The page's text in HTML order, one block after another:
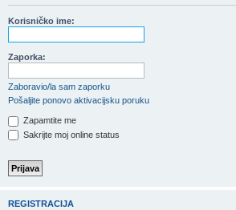
Korisničko ime:
Zaporka:
Zaboravio/la sam zaporku
Pošaljite ponovo aktivacijsku poruku
Zapamtite me
Sakrijte moj online status
REGISTRACIJA